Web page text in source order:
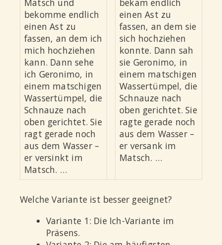
Matsch und
bekomme endlich
einen Ast zu
fassen, an dem ich
mich hochziehen
kann. Dann sehe
ich Geronimo, in
einem matschigen
Wassertümpel, die
Schnauze nach
oben gerichtet. Sie
ragt gerade noch
aus dem Wasser –
er versinkt im
Matsch. …
bekam endlich
einen Ast zu
fassen, an dem sie
sich hochziehen
konnte. Dann sah
sie Geronimo, in
einem matschigen
Wassertümpel, die
Schnauze nach
oben gerichtet. Sie
ragte gerade noch
aus dem Wasser –
er versank im
Matsch. …
Welche Variante ist besser geeignet?
Variante 1: Die Ich-Variante im
Präsens.